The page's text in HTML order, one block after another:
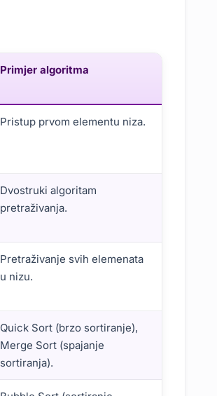
Primjer algoritma
Pristup prvom elementu niza.
Dvostruki algoritam
pretraživanja.
Pretraživanje svih elemenata
u nizu.
Quick Sort (brzo sortiranje),
Merge Sort (spajanje
sortiranja).